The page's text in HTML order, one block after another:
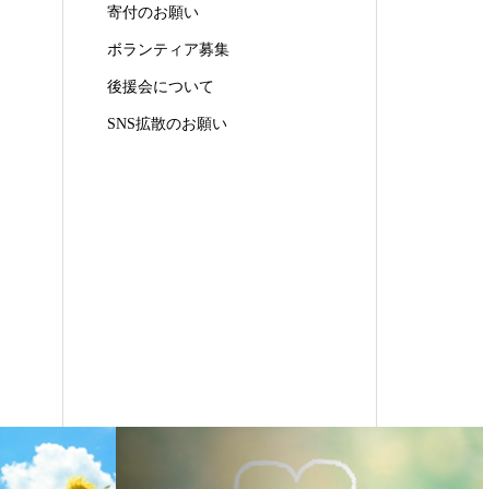
寄付のお願い
ボランティア募集
後援会について
SNS拡散のお願い